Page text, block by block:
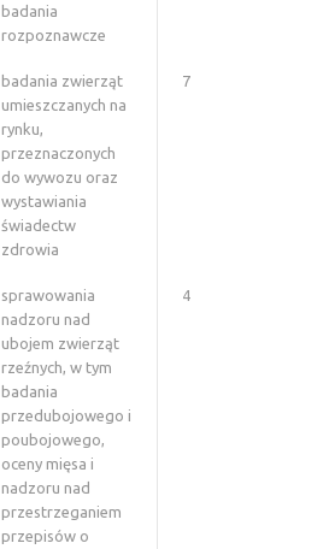
badania
rozpoznawcze
badania zwierząt
umieszczanych na
rynku,
przeznaczonych
do wywozu oraz
wystawiania
świadectw
zdrowia
7
sprawowania
nadzoru nad
ubojem zwierząt
rzeźnych, w tym
badania
przedubojowego i
poubojowego,
oceny mięsa i
nadzoru nad
przestrzeganiem
przepisów o
4